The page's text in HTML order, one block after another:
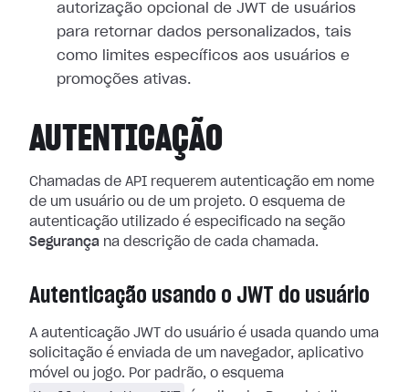
autorização opcional de JWT de usuários
para retornar dados personalizados, tais
como limites específicos aos usuários e
promoções ativas.
AUTENTICAÇÃO
Chamadas de API requerem autenticação em nome
de um usuário ou de um projeto. O esquema de
autenticação utilizado é especificado na seção
Segurança na descrição de cada chamada.
Autenticação usando o JWT do usuário
A autenticação JWT do usuário é usada quando uma
solicitação é enviada de um navegador, aplicativo
móvel ou jogo. Por padrão, o esquema